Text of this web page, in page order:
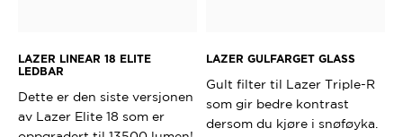
LAZER LINEAR 18 ELITE
LEDBAR
Dette er den siste versjonen
av Lazer Elite 18 som er
LAZER GULFARGET GLASS
Gult filter til Lazer Triple-R
som gir bedre kontrast
dersom du kjøre i snøføyka.